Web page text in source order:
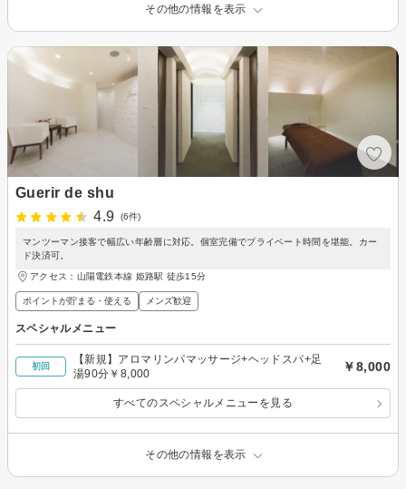
その他の情報を表示
Guerir de shu
4.9
(6件)
マンツーマン接客で幅広い年齢層に対応。個室完備でプライベート時間を堪能。カー
ド決済可。
アクセス：山陽電鉄本線 姫路駅 徒歩15分
ポイントが貯まる・使える メンズ歓迎
スペシャルメニュー
初回
【新規】アロマリンパマッサージ+ヘッドスパ+足
湯90分￥8,000
￥8,000
すべてのスペシャルメニューを見る
その他の情報を表示